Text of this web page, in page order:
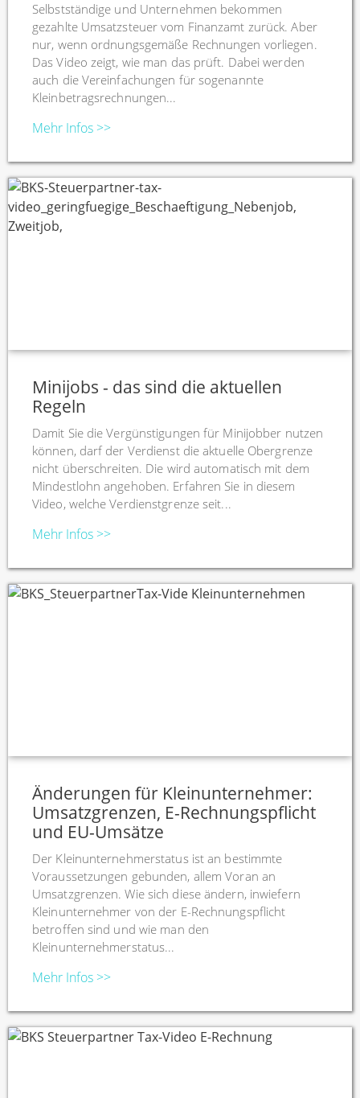
Selbstständige und Unternehmen bekommen
gezahlte Umsatzsteuer vom Finanzamt zurück. Aber
nur, wenn ordnungsgemäße Rechnungen vorliegen.
Das Video zeigt, wie man das prüft. Dabei werden
auch die Vereinfachungen für sogenannte
Kleinbetragsrechnungen...
Mehr Infos >>
Minijobs - das sind die aktuellen
Regeln
Damit Sie die Vergünstigungen für Minijobber nutzen
können, darf der Verdienst die aktuelle Obergrenze
nicht überschreiten. Die wird automatisch mit dem
Mindestlohn angehoben. Erfahren Sie in diesem
Video, welche Verdienstgrenze seit...
Mehr Infos >>
Änderungen für Kleinunternehmer:
Umsatzgrenzen, E-Rechnungspflicht
und EU-Umsätze
Der Kleinunternehmerstatus ist an bestimmte
Voraussetzungen gebunden, allem Voran an
Umsatzgrenzen. Wie sich diese ändern, inwiefern
Kleinunternehmer von der E-Rechnungspflicht
betroffen sind und wie man den
Kleinunternehmerstatus...
Mehr Infos >>